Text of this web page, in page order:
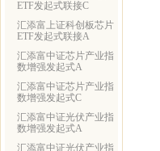
ETF发起式联接C
汇添富上证科创板芯片
ETF发起式联接A
汇添富中证芯片产业指
数增强发起式A
汇添富中证芯片产业指
数增强发起式C
汇添富中证光伏产业指
数增强发起式A
汇添富中证光伏产业指